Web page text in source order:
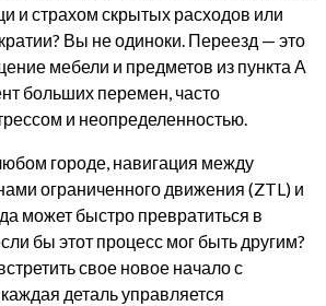
и страхом скрытых расходов или
Вы не одиноки. Переезд — это
мебели и предметов из пункта А
больших перемен, часто
и неопределенностью.
городе, навигация между
ограниченного движения (ZTL) и
может быстро превратиться в
бы этот процесс мог быть другим?
свое новое начало с
деталь управляется